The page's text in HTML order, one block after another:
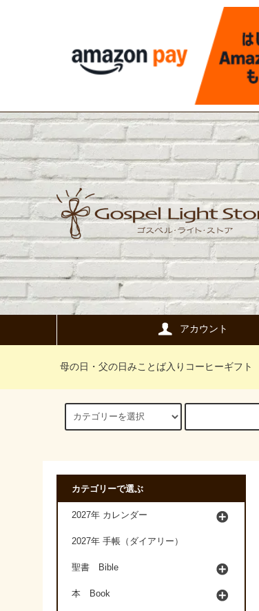
アカウント
母の日・父の日みことば入りコーヒーギフト
カテゴリーで選ぶ
2027年 カレンダー
2027年 手帳（ダイアリー）
聖書 Bible
本 Book